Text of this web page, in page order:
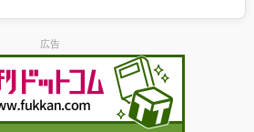
広告